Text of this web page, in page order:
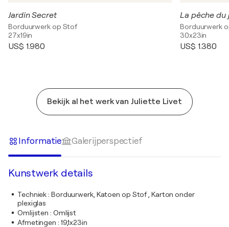
Jardin Secret
Borduurwerk op Stof
27x19in
US$ 1.980
La pêche du
Borduurwerk
30x23in
US$ 1.380
Bekijk al het werk van Juliette Livet
Informatie Galerijperspectief
Kunstwerk details
Techniek: Borduurwerk, Katoen op Stof , Karton onder
plexiglas
Omlijsten : Omlijst
Afmetingen : 19,1x23in